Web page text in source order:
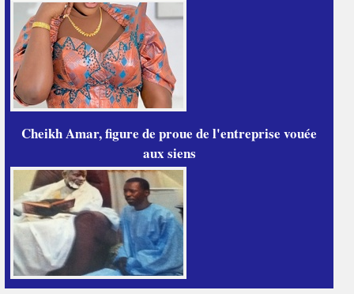
Cheikh Amar, figure de proue de l'entreprise vouée
aux siens